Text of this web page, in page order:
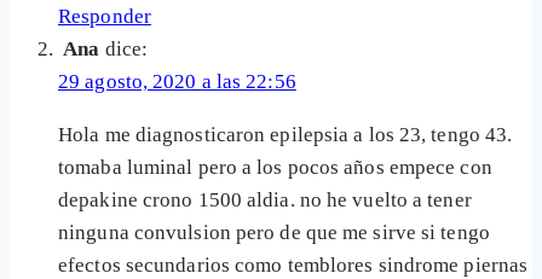
Responder
Ana dice:
29 agosto, 2020 a las 22:56
Hola me diagnosticaron epilepsia a los 23, tengo 43.
tomaba luminal pero a los pocos años empece con
depakine crono 1500 aldia. no he vuelto a tener
ninguna convulsion pero de que me sirve si tengo
efectos secundarios como temblores sindrome piernas